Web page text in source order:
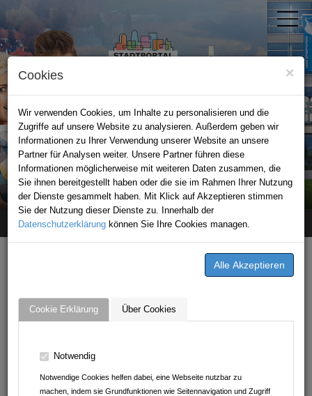
×
Cookies
Wir verwenden Cookies, um Inhalte zu personalisieren und die
Zugriffe auf unsere Website zu analysieren. Außerdem geben wir
Informationen zu Ihrer Verwendung unserer Website an unsere
Partner für Analysen weiter. Unsere Partner führen diese
Informationen möglicherweise mit weiteren Daten zusammen, die
Sie ihnen bereitgestellt haben oder die sie im Rahmen Ihrer Nutzung
der Dienste gesammelt haben. Mit Klick auf Akzeptieren stimmen
Sie der Nutzung dieser Dienste zu. Innerhalb der
Datenschutzerklärung können Sie Ihre Cookies managen.
Cookie Erklärung Über Cookies
Notwendig
Notwendige Cookies helfen dabei, eine Webseite nutzbar zu
machen, indem sie Grundfunktionen wie Seitennavigation und Zugriff
STADTPORTAL SINSHEIM
Home Stellenangebote Klein Tortechnik Service
STELLENANGEBOTE VON
KLEIN TORTECHNIK SERVICE
Machen Sie Karriere!
STELLENANGEBOTE VON
Gasthaus Linde